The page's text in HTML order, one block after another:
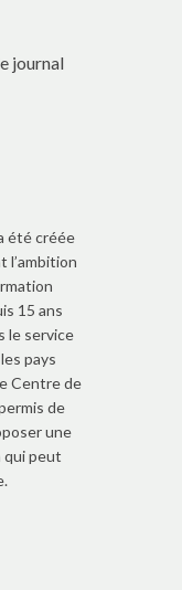
journal
été créée
l’ambition
15 ans
le service
pays
Centre de
de
une
qui peut